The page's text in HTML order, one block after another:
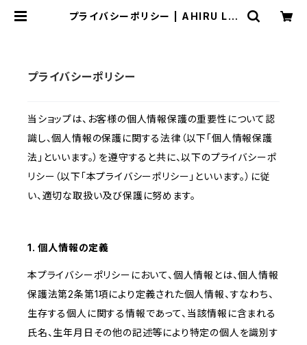
プライバシーポリシー | AHIRU LIF
プライバシーポリシー
当ショップは、お客様の個人情報保護の重要性について認
識し、個人情報の保護に関する法律（以下「個人情報保護
法」といいます。）を遵守すると共に、以下のプライバシーポ
リシー（以下「本プライバシーポリシー」といいます。）に従
い、適切な取扱い及び保護に努めます。
1. 個人情報の定義
本プライバシーポリシーにおいて、個人情報とは、個人情報
保護法第2条第1項により定義された個人情報、すなわち、
生存する個人に関する情報であって、当該情報に含まれる
氏名、生年月日その他の記述等により特定の個人を識別す